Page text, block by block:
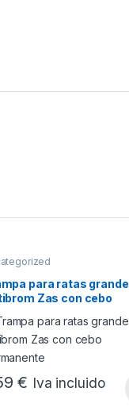
para ratas grande
Zas con cebo
€ Iva incluido